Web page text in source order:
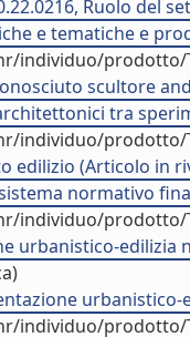
Ruolo del
e tematiche e
individuo/prodotto/
scultore
architettonici tra
individuo/prodotto/
edilizio (Articolo in
normativo
individuo/prodotto/
urbanistico-
individuo/prodotto/